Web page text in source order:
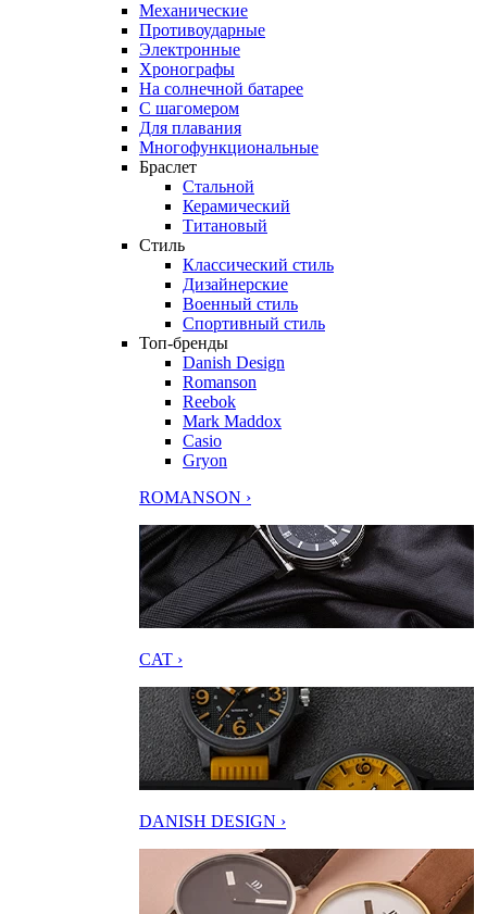
Механические
Противоударные
Электронные
Хронографы
На солнечной батарее
С шагомером
Для плавания
Многофункциональные
Браслет
Стальной
Керамический
Титановый
Стиль
Классический стиль
Дизайнерские
Военный стиль
Спортивный стиль
Топ-бренды
Danish Design
Romanson
Reebok
Mark Maddox
Casio
Gryon
ROMANSON ›
CAT ›
DANISH DESIGN ›